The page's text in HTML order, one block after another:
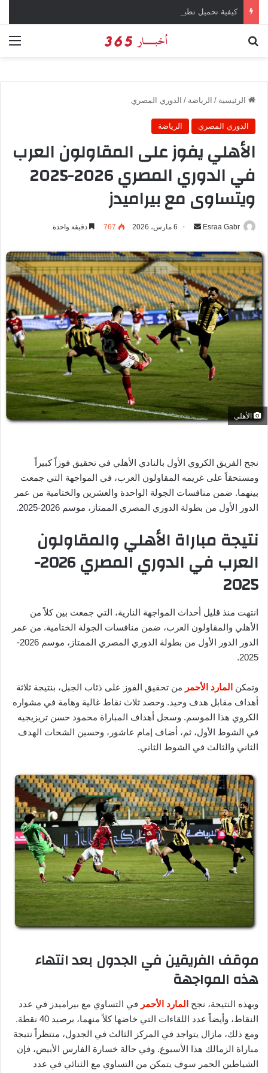
كيفية تحميل تطبيق تيمو temu للتسوق الإلكتروني عبر الإنترنت
الرئيسية / الرياضة / الدوري المصري
الدوري المصري الرياضة
الأهلي يفوز على المقاولون العرب
في الدوري المصري 2026-2025
ويتساوى مع بيراميدز
Esraa Gabr
س
ل
ب
ر
ي
ا
ل
ك
ت
ر
6 مارس، 2026 767 دقيقة واحدة
الأهلي
نجح الفريق الكروي الأول بالنادي الأهلي في تحقيق فوزاً كبيراً
ومستحقاً على غريمه المقاولون العرب، في المواجهة التي جمعت
بينهما. ضمن منافسات الجولة الواحدة والعشرين والختامية من عمر
الدور الأول من بطولة الدوري المصري الممتاز، موسم 2026-2025.
نتيجة مباراة الأهلي والمقاولون
العرب في الدوري المصري 2026-
2025
انتهت منذ قليل أحداث المواجهة النارية، التي جمعت بين كلاً من
الأهلي والمقاولون العرب، ضمن منافسات الجولة الختامية. من عمر
الدور الدور الأول من بطولة الدوري المصري الممتاز، موسم 2026-
2025.
وتمكن المارد الأحمر من تحقيق الفوز على ذئاب الجبل، بنتيجة ثلاثة
أهداف مقابل هدف وحيد. وحصد ثلاث نقاط غالية وهامة في مشواره
الكروي هذا الموسم. وسجل أهداف المباراة محمود حسن تريزيجيه
في الشوط الأول، ثم، أضاف إمام عاشور، وحسين الشحات الهدف
الثاني والثالث في الشوط الثاني.
موقف الفريقين في الجدول بعد انتهاء
هذه المواجهة
وبهذه النتيجة، نجح المارد الأحمر في التساوي مع بيراميدز في عدد
النقاط، وأيضاً عدد اللقاءات التي خاضها كلاً منهما، برصيد 40 نقطة.
ومع ذلك، مازال يتواجد في المركز الثالث في الجدول، منتظراً نتيجة
مباراة الزمالك هذا الأسبوع. وفي حالة خسارة الفارس الأبيض، فإن
الشياطين الحمر سوف يتمكن من التساوي مع الثنائي في عدد